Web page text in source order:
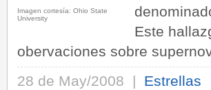
Imagen cortesía: Ohio State
Universi­ty
Este
obervaciones sobre
28 de May/2008 | Estrellas